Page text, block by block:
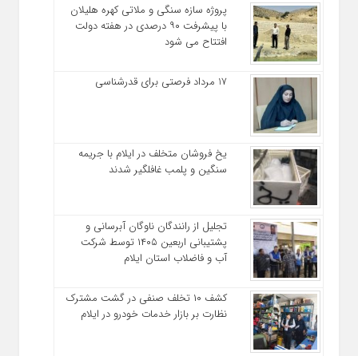
پروژه سازه سنگی و ملاتی کهره هلیلان
با پیشرفت ۹۰ درصدی در هفته دولت
افتتاح می شود
17 مرداد فرصتی برای قدرشناسی
یخ‌ فروشان متخلف در ایلام با جریمه
سنگین و پلمب غافلگیر شدند
تجلیل از رانندگان ناوگان آبرسانی و
پشتیبانی اربعین ۱۴۰۵ توسط شرکت
آب و فاضلاب استان ایلام
کشف ۱۰ تخلف صنفی در گشت مشترک
نظارت بر بازار خدمات خودرو در ایلام